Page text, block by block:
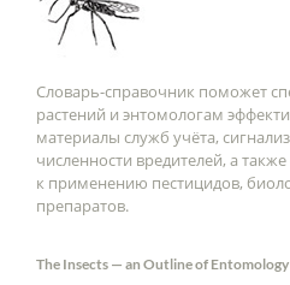
Словарь-справочник поможет
растений и энтомологам
материалы служб учёта,
численности вредителей, а
к применению пестицидов,
препаратов.
The Insects — an Outline of Entomology